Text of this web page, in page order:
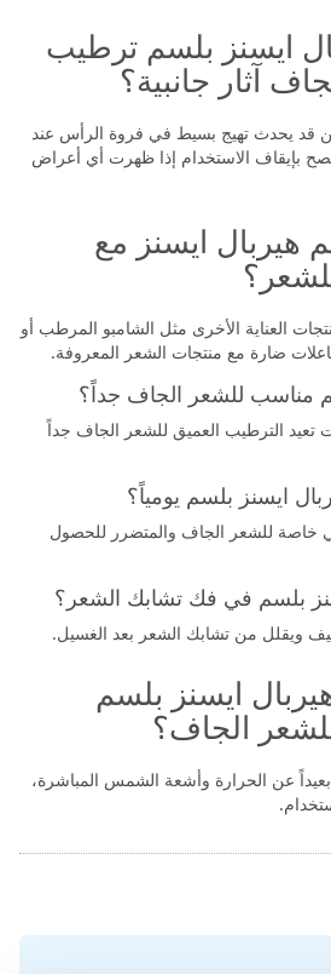
ايسنز بلسم ترطيب
آثار جانبية؟
قد يحدث تهيج بسيط في فروة الرأس عند
بإيقاف الاستخدام إذا ظهرت أي أعراض
هيربال ايسنز مع
العناية الأخرى مثل الشامبو المرطب أو
ضارة مع منتجات الشعر المعروفة.
مناسب للشعر الجاف جداً؟
تعيد الترطيب العميق للشعر الجاف جداً
ايسنز بلسم يومياً؟
خاصة للشعر الجاف والمتضرر للحصول
بلسم في فك تشابك الشعر؟
ويقلل من تشابك الشعر بعد الغسيل.
ايسنز بلسم
الجاف؟
عن الحرارة وأشعة الشمس المباشرة،